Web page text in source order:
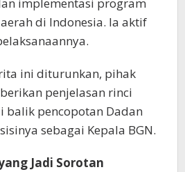
di Indonesia. Ia aktif
ini diturunkan, pihak
penjelasan rinci
balik pencopotan Dadan
sebagai Kepala BGN.
Jadi Sorotan